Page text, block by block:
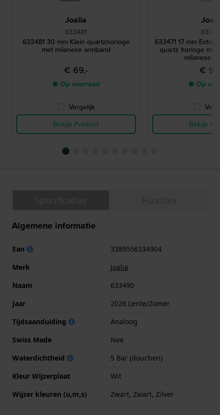
Joalia
633481
633481 30 mm Klein quartzhorloge
met milanese armband
€ 69,-
● Op voorraad
Vergelijk
Bekijk Product
633471 17 mm Extra
quartz horloge
milanese
€
● Op
Bekijk
Algemene informatie
Ean
3389556334904
Merk
Joalia
Naam
633490
Jaar
2026 Lente/Zomer
Tijdsaanduiding
Analoog
Swiss Made
Nee
Waterdichtheid
5 Bar (douchen)
Kleur Wijzerplaat
Wit
Wijzer kleuren (u,m,s)
Zwart, Zwart, Zilver